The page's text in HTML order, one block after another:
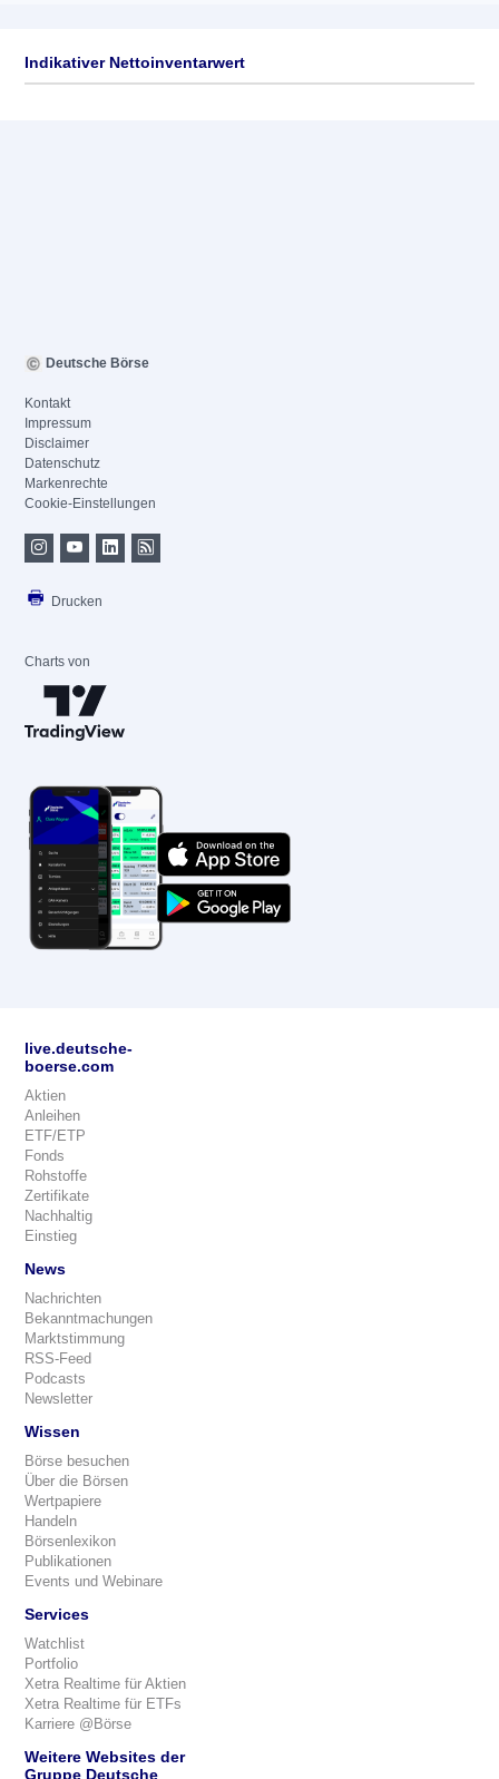
Indikativer Nettoinventarwert
Deutsche Börse
Kontakt
Impressum
Disclaimer
Datenschutz
Markenrechte
Cookie-Einstellungen
Drucken
Charts von
live.deutsche-
boerse.com
Aktien
Anleihen
ETF/ETP
Fonds
Rohstoffe
Zertifikate
Nachhaltig
Einstieg
News
Nachrichten
Bekanntmachungen
Marktstimmung
RSS-Feed
Podcasts
Newsletter
Wissen
Börse besuchen
Über die Börsen
Wertpapiere
Handeln
Börsenlexikon
Publikationen
Events und Webinare
Services
Watchlist
Portfolio
Xetra Realtime für Aktien
Xetra Realtime für ETFs
Karriere @Börse
Weitere Websites der
Gruppe Deutsche